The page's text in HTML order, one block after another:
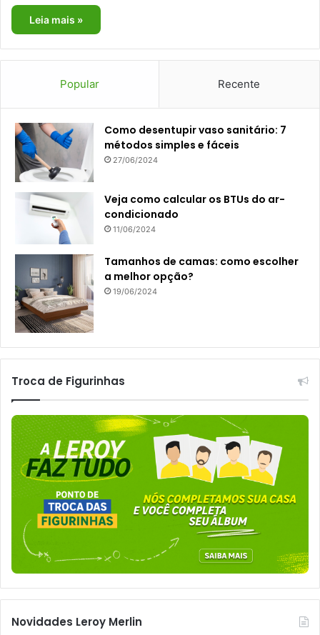
Leia mais »
Popular Recente
Como desentupir vaso sanitário: 7
métodos simples e fáceis
27/06/2024
Veja como calcular os BTUs do ar-
condicionado
11/06/2024
Tamanhos de camas: como escolher
a melhor opção?
19/06/2024
Troca de Figurinhas
Novidades Leroy Merlin